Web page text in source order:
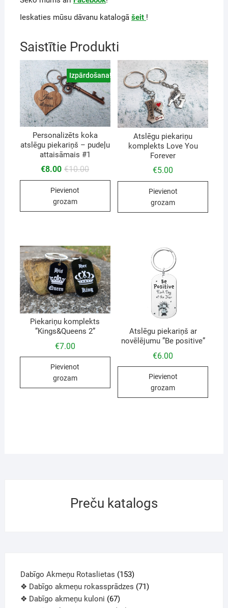
Ieskaties mūsu dāvanu katalogā šeit !
Saistītie Produkti
Izpārdošana!
Personalizēts koka
atslēgu piekariņš – pudeļu
attaisāmais #1
€10.00
€8.00
Pievienot
grozam
Atslēgu piekariņu
komplekts Love You
Forever
€5.00
Pievienot
grozam
Piekariņu komplekts
”Kings&Queens 2”
€7.00
Pievienot
grozam
Atslēgu piekariņš ar
novēlējumu ”Be positive”
€6.00
Pievienot
grozam
Preču katalogs
Dabīgo Akmeņu Rotaslietas 153
❖ Dabīgo akmeņu rokassprādzes 71
❖ Dabīgo akmeņu kuloni 67